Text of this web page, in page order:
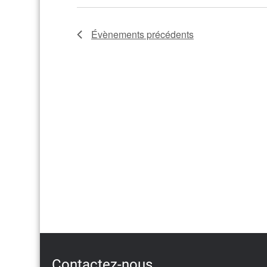
Évènements précédents